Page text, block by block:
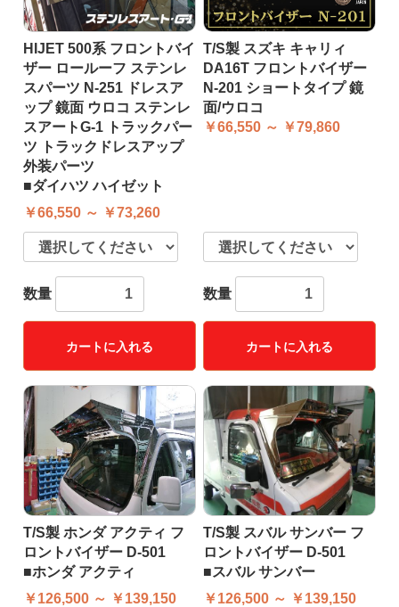
HIJET 500系 フロントバイ
ザー ロールーフ ステンレ
スパーツ N-251 ドレスア
ップ 鏡面 ウロコ ステンレ
スアートG-1 トラックパー
ツ トラックドレスアップ
外装パーツ
■ダイハツ ハイゼット
￥66,550 ～ ￥73,260
数量
カートに入れる
T/S製 スズキ キャリィ
DA16T フロントバイザー
N-201 ショートタイプ 鏡
面/ウロコ
￥66,550 ～ ￥79,860
数量
カートに入れる
T/S製 ホンダ アクティ フ
ロントバイザー D-501
■ホンダ アクティ
￥126,500 ～ ￥139,150
T/S製 スバル サンバー フ
ロントバイザー D-501
■スバル サンバー
￥126,500 ～ ￥139,150